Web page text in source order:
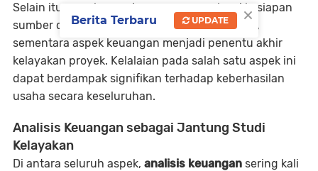
Selain itu, aspek manajemen mengevaluasi kesiapan
sumber daya manusia dan struktur organisasi,
sementara aspek keuangan menjadi penentu akhir
kelayakan proyek. Kelalaian pada salah satu aspek ini
dapat berdampak signifikan terhadap keberhasilan
usaha secara keseluruhan.
Analisis Keuangan sebagai Jantung Studi
Kelayakan
Di antara seluruh aspek, analisis keuangan sering kali
×
Berita Terbaru UPDATE